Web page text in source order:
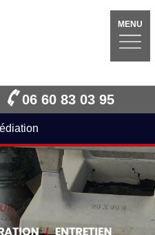
MENU
06 60 83 03 95